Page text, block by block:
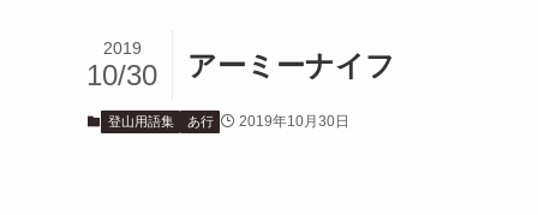
アーミーナイフ
2019
10/30
登山用語集 あ行 2019年10月30日